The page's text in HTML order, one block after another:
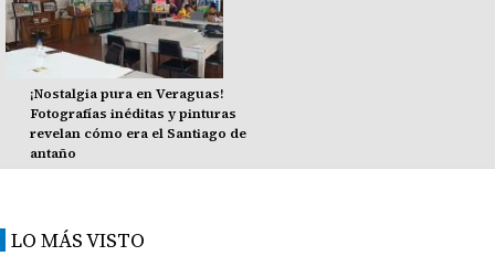
¡Nostalgia pura en Veraguas!
Fotografías inéditas y pinturas
revelan cómo era el Santiago de
antaño
LO MÁS VISTO